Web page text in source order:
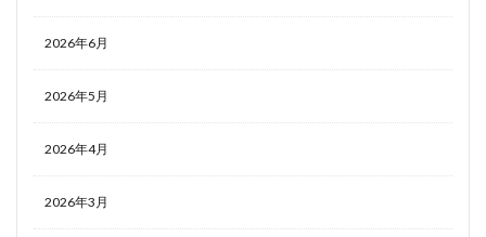
2026年6月
2026年5月
2026年4月
2026年3月